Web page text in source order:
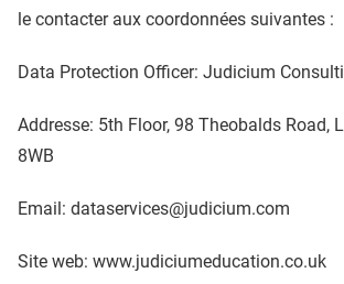
le contacter aux coordonnées suivantes :
Data Protection Officer: Judicium
Addresse: 5th Floor, 98 Theobalds Road,
8WB
Email: dataservices@judicium.com
Site web: www.judiciumeducation.co.uk